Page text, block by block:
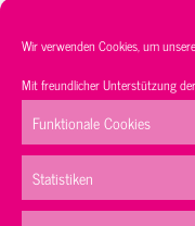
Wir verwenden Cookies, um
Mit freundlicher Unterstützung
Funktionale Cookies
Statistiken
Service
Datenschutz